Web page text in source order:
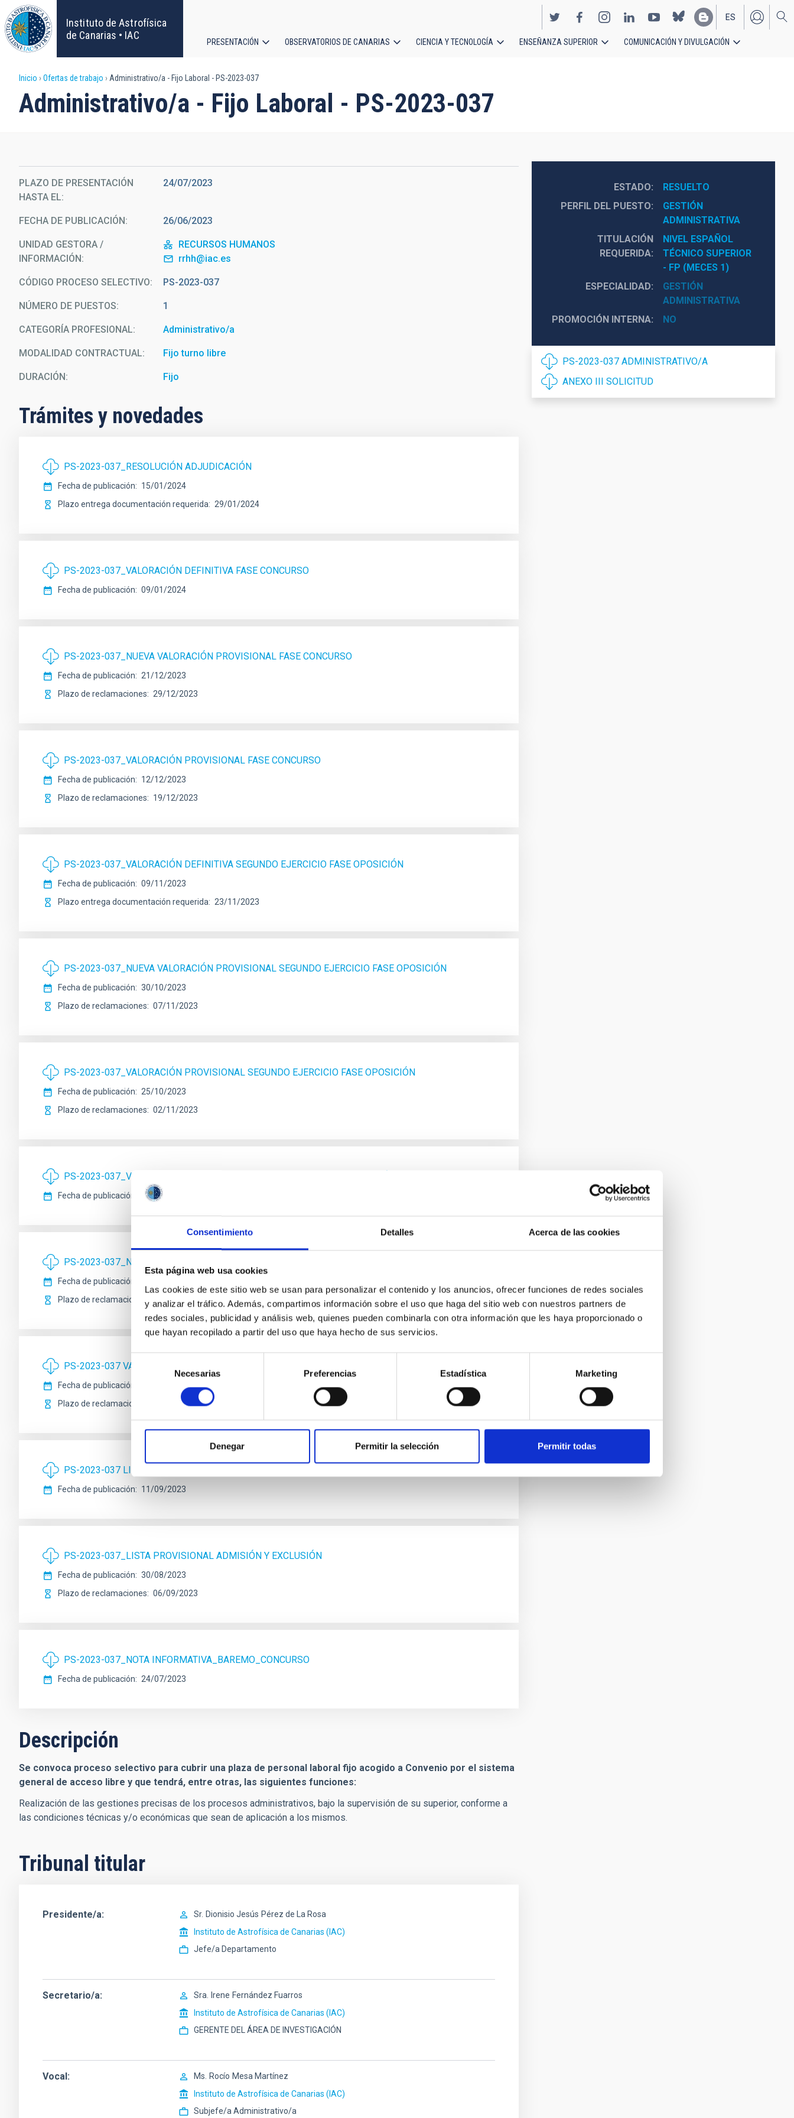
Consentimiento Detalles Acerca de las cookies
Esta página web usa cookies
Las cookies de este sitio web se usan para personalizar el contenido y los anuncios, ofrecer funciones de redes sociales
y analizar el tráfico. Además, compartimos información sobre el uso que haga del sitio web con nuestros partners de
redes sociales, publicidad y análisis web, quienes pueden combinarla con otra información que les haya proporcionado o
que hayan recopilado a partir del uso que haya hecho de sus servicios.
consentimiento
Necesarias Preferencias Estadística Marketing
Denegar Permitir la selección Permitir todas
Pasar
al
contenido
principal
Instituto de Astrofísica
de Canarias • IAC
EN
ES
principal
PRESENTACIÓN OBSERVATORIOS DE CANARIAS CIENCIA Y TECNOLOGÍA ENSEÑANZA SUPERIOR COMUNICACIÓN Y DIVULGACIÓN
Sobrescribir
enlaces
ayuda
a
la
navegación
Inicio Ofertas de trabajo Administrativo/a - Fijo Laboral - PS-2023-037
Administrativo/a - Fijo Laboral - PS-2023-037
PLAZO DE PRESENTACIÓN
HASTA EL
24/07/2023
FECHA DE PUBLICACIÓN 26/06/2023
UNIDAD GESTORA /
INFORMACIÓN
RECURSOS HUMANOS
rrhh@iac.es
CÓDIGO PROCESO SELECTIVO PS-2023-037
NÚMERO DE PUESTOS 1
CATEGORÍA PROFESIONAL Administrativo/a
MODALIDAD CONTRACTUAL Fijo turno libre
DURACIÓN Fijo
Trámites y novedades
PS-2023-037_RESOLUCIÓN ADJUDICACIÓN
Fecha de publicación
15/01/2024
Plazo entrega documentación requerida
29/01/2024
PS-2023-037_VALORACIÓN DEFINITIVA FASE CONCURSO
Fecha de publicación 09/01/2024
PS-2023-037_NUEVA VALORACIÓN PROVISIONAL FASE CONCURSO
Fecha de publicación
21/12/2023
Plazo de reclamaciones
29/12/2023
PS-2023-037_VALORACIÓN PROVISIONAL FASE CONCURSO
Fecha de publicación
12/12/2023
Plazo de reclamaciones
19/12/2023
PS-2023-037_VALORACIÓN DEFINITIVA SEGUNDO EJERCICIO FASE OPOSICIÓN
Fecha de publicación
09/11/2023
Plazo entrega documentación requerida
23/11/2023
PS-2023-037_NUEVA VALORACIÓN PROVISIONAL SEGUNDO EJERCICIO FASE OPOSICIÓN
Fecha de publicación
30/10/2023
Plazo de reclamaciones
07/11/2023
PS-2023-037_VALORACIÓN PROVISIONAL SEGUNDO EJERCICIO FASE OPOSICIÓN
Fecha de publicación
25/10/2023
Plazo de reclamaciones
02/11/2023
PS-2023-037_VALORACIÓN DEFINITIVA PRIMER EJERCICIO FASE OPOSICIÓN
Fecha de publicación 09/10/2023
PS-2023-037_NUEVA VALORACIÓN PROVISIONAL PRIMER EJERCICIO FASE OPOSICIÓN
Fecha de publicación
Plazo de reclamaciones
03/10/2023
PS-2023-037 VALORACIÓN PROVISIONAL PRIMER EJERCICIO FASE OPOSICIÓN
Fecha de publicación
Plazo de reclamaciones
02/10/2023
PS-2023-037 LISTA DEFINITIVA DE ADMISIÓN Y EXCLUSIÓN
Fecha de publicación 11/09/2023
PS-2023-037_LISTA PROVISIONAL ADMISIÓN Y EXCLUSIÓN
Fecha de publicación
30/08/2023
Plazo de reclamaciones
06/09/2023
PS-2023-037_NOTA INFORMATIVA_BAREMO_CONCURSO
Fecha de publicación 24/07/2023
Descripción
Se convoca proceso selectivo para cubrir una plaza de personal laboral fijo acogido a Convenio por el sistema
general de acceso libre y que tendrá, entre otras, las siguientes funciones:
Realización de las gestiones precisas de los procesos administrativos, bajo la supervisión de su superior, conforme a
las condiciones técnicas y/o económicas que sean de aplicación a los mismos.
Tribunal titular
Presidente/a Sr. Dionisio Jesús Pérez de La Rosa
Instituto de Astrofísica de Canarias (IAC)
Jefe/a Departamento
Secretario/a Sra. Irene Fernández Fuarros
Instituto de Astrofísica de Canarias (IAC)
GERENTE DEL ÁREA DE INVESTIGACIÓN
Vocal Ms. Rocío Mesa Martínez
Instituto de Astrofísica de Canarias (IAC)
Subjefe/a Administrativo/a
ESTADO
RESUELTO
PERFIL DEL PUESTO
GESTIÓN
ADMINISTRATIVA
TITULACIÓN
REQUERIDA
NIVEL ESPAÑOL
TÉCNICO SUPERIOR
- FP (MECES 1)
ESPECIALIDAD
GESTIÓN
ADMINISTRATIVA
PROMOCIÓN INTERNA
NO
PS-2023-037 ADMINISTRATIVO/A
ANEXO III SOLICITUD